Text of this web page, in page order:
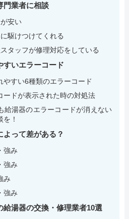
門業者に相談
安い
駆けつけてくれる
タッフが修理対応をしている
すいエラーコード
やすい6種類のエラーコード
ードが表示された時の対処法
給湯器のエラーコードが消えない
！
よって差がある？
強み
強み
み
強み
給湯器の交換・修理業者10選